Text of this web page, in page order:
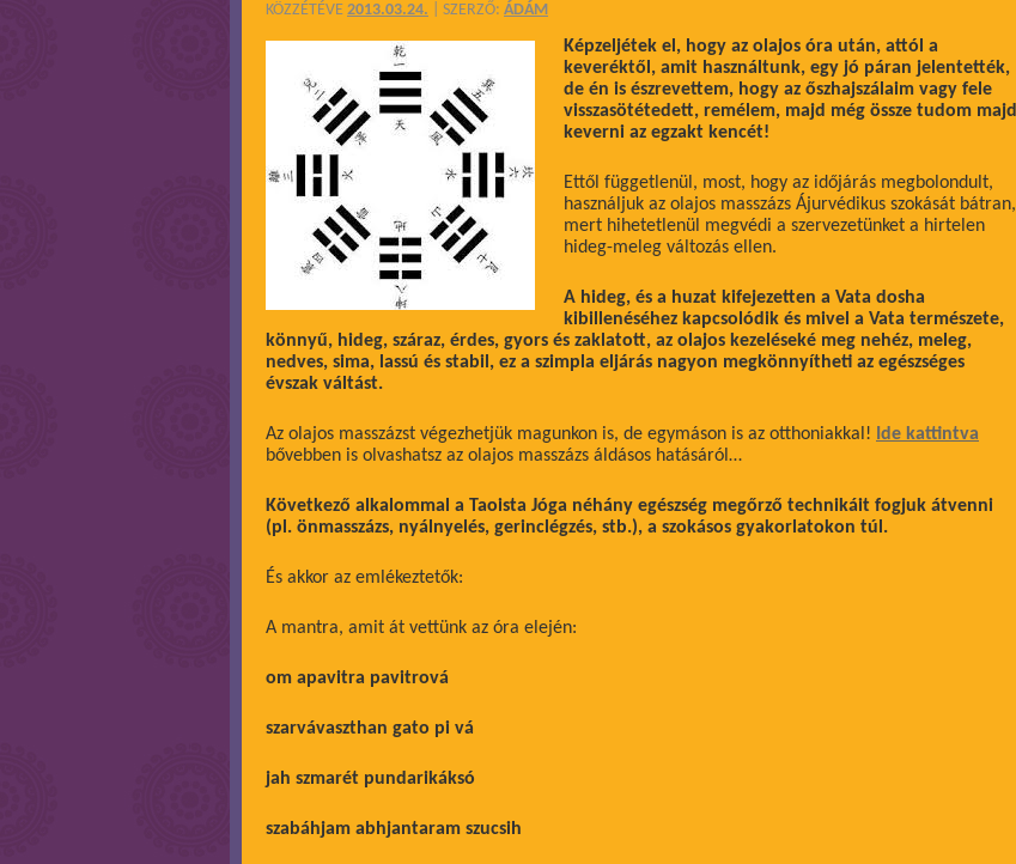
KÖZZÉTÉVE 2013.03.24. SZERZŐ: ÁDÁM
Képzeljétek el, hogy az olajos óra után, attól a
keveréktől, amit használtunk, egy jó páran jelentették,
de én is észrevettem, hogy az őszhajszálaim vagy fele
visszasötétedett, remélem, majd még össze tudom majd
keverni az egzakt kencét!
Ettől függetlenül, most, hogy az időjárás megbolondult,
használjuk az olajos masszázs Ájurvédikus szokását bátran,
mert hihetetlenül megvédi a szervezetünket a hirtelen
hideg-meleg változás ellen.
A hideg, és a huzat kifejezetten a Vata dosha
kibillenéséhez kapcsolódik és mivel a Vata természete,
könnyű, hideg, száraz, érdes, gyors és zaklatott, az olajos kezeléseké meg nehéz, meleg,
nedves, sima, lassú és stabil, ez a szimpla eljárás nagyon megkönnyítheti az egészséges
évszak váltást.
Az olajos masszázst végezhetjük magunkon is, de egymáson is az otthoniakkal! Ide kattintva
bővebben is olvashatsz az olajos masszázs áldásos hatásáról…
Következő alkalommal a Taoista Jóga néhány egészség megőrző technikáit fogjuk átvenni
(pl. önmasszázs, nyálnyelés, gerinclégzés, stb.), a szokásos gyakorlatokon túl.
És akkor az emlékeztetők:
A mantra, amit át vettünk az óra elején:
om apavitra pavitrová
szarvávaszthan gato pi vá
jah szmarét pundarikáksó
szabáhjam abhjantaram szucsih